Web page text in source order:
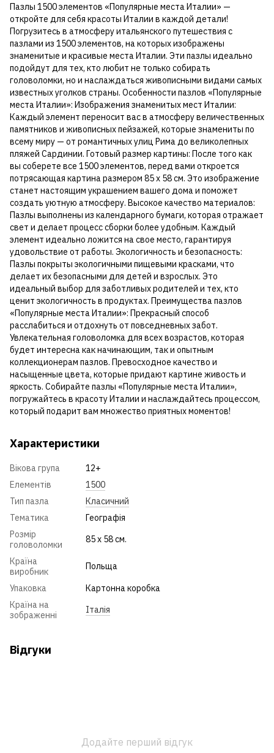
Пазлы 1500 элементов «Популярные места Италии» —
откройте для себя красоты Италии в каждой детали!
Погрузитесь в атмосферу итальянского путешествия с
пазлами из 1500 элементов, на которых изображены
знаменитые и красивые места Италии. Эти пазлы идеально
подойдут для тех, кто любит не только собирать
головоломки, но и наслаждаться живописными видами самых
известных уголков страны. Особенности пазлов «Популярные
места Италии»: Изображения знаменитых мест Италии:
Каждый элемент переносит вас в атмосферу величественных
памятников и живописных пейзажей, которые знамениты по
всему миру — от романтичных улиц Рима до великолепных
пляжей Сардинии. Готовый размер картины: После того как
вы соберете все 1500 элементов, перед вами откроется
потрясающая картина размером 85 x 58 см. Это изображение
станет настоящим украшением вашего дома и поможет
создать уютную атмосферу. Высокое качество материалов:
Пазлы выполнены из календарного бумаги, которая отражает
свет и делает процесс сборки более удобным. Каждый
элемент идеально ложится на свое место, гарантируя
удовольствие от работы. Экологичность и безопасность:
Пазлы покрыты экологичными пищевыми красками, что
делает их безопасными для детей и взрослых. Это
идеальный выбор для заботливых родителей и тех, кто
ценит экологичность в продуктах. Преимущества пазлов
«Популярные места Италии»: Прекрасный способ
расслабиться и отдохнуть от повседневных забот.
Увлекательная головоломка для всех возрастов, которая
будет интересна как начинающим, так и опытным
коллекционерам пазлов. Превосходное качество и
насыщенные цвета, которые придают картине живость и
яркость. Собирайте пазлы «Популярные места Италии»,
погружайтесь в красоту Италии и наслаждайтесь процессом,
который подарит вам множество приятных моментов!
Характеристики
Вікова група
12+
Елементів
1500
Тип пазла
Класичний
Тематика
Географія
Розмір
головоломки
85 х 58 см.
Країна
виробник
Польща
Упаковка
Картонна коробка
Країна на
зображенні
Італія
Відгуки
Додайте перший відгук